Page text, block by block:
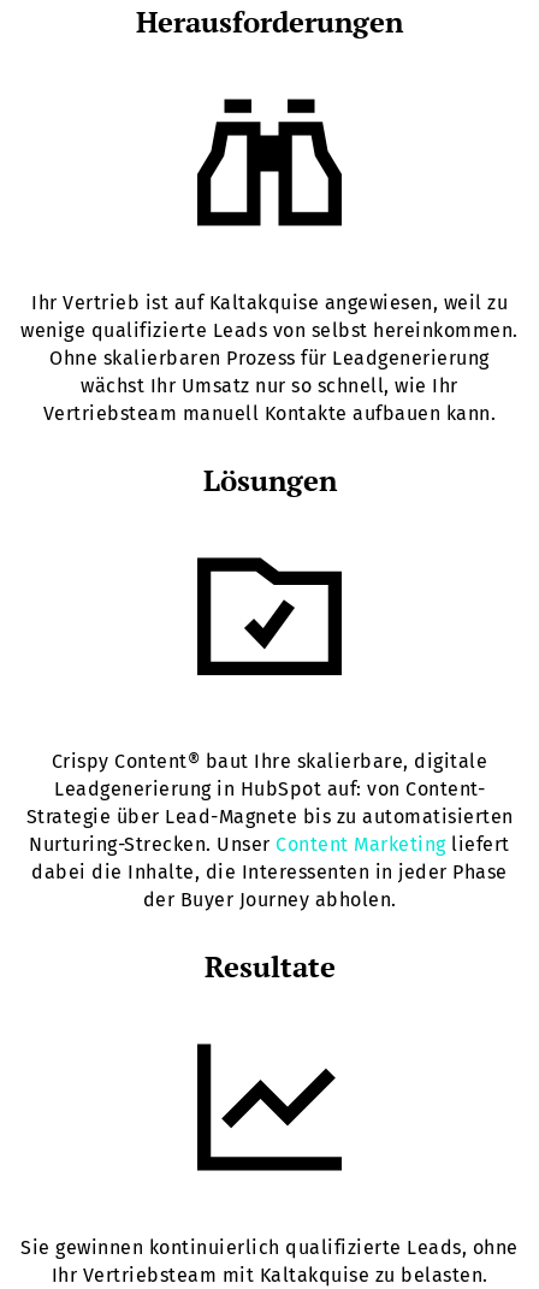
Herausforderungen
Ihr Vertrieb ist auf Kaltakquise angewiesen, weil zu
wenige qualifizierte Leads von selbst hereinkommen.
Ohne skalierbaren Prozess für Leadgenerierung
wächst Ihr Umsatz nur so schnell, wie Ihr
Vertriebsteam manuell Kontakte aufbauen kann.
Lösungen
Crispy Content® baut Ihre skalierbare, digitale
Leadgenerierung in HubSpot auf: von Content-
Strategie über Lead-Magnete bis zu automatisierten
Nurturing-Strecken. UnserContent Marketingliefert
dabei die Inhalte, die Interessenten in jeder Phase
der Buyer Journey abholen.
Resultate
Sie gewinnen kontinuierlich qualifizierte Leads, ohne
Ihr Vertriebsteam mit Kaltakquise zu belasten.